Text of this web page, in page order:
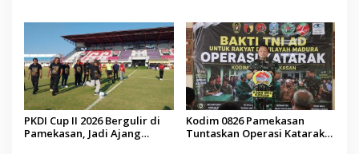
PKDI Cup II 2026 Bergulir di
Pamekasan, Jadi Ajang
Kodim 0826 Pamekasan
Tuntaskan Operasi Katarak